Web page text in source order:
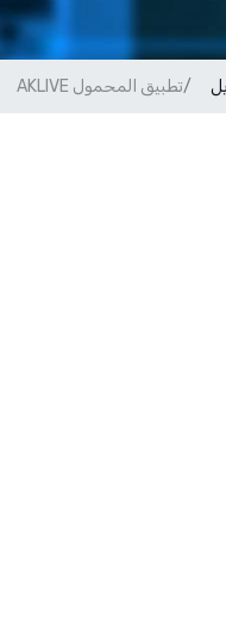
تطبيق المحمول AKLIVE